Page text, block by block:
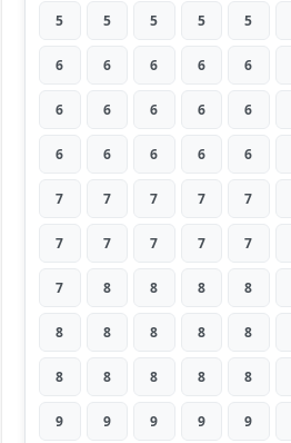
5 5 5 5 5
6 6 6 6 6
6 6 6 6 6
6 6 6 6 6
7 7 7 7 7
7 7 7 7 7
7 8 8 8 8
8 8 8 8 8
8 8 8 8 8
9 9 9 9 9